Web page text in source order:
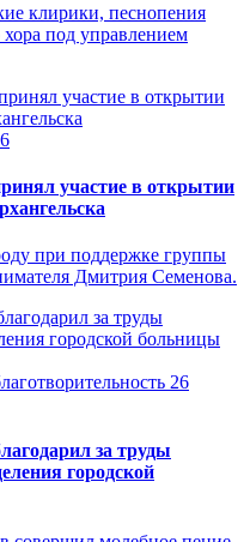
клирики, песнопения
под управлением
участие в открытии
при поддержке группы
Дмитрия Семенова.
26
за труды
городской